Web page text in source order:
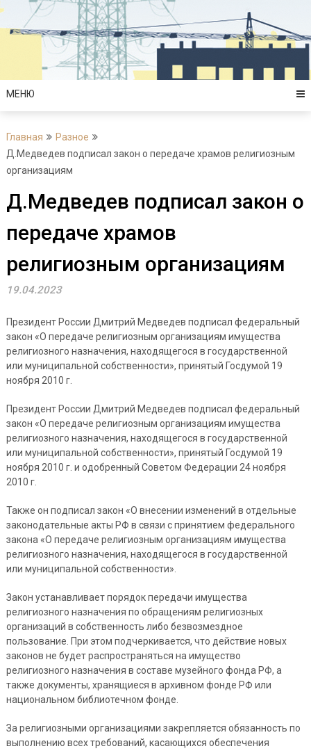
Перейти
содержимому
МЕНЮ
Главная
Разное
Д.Медведев подписал закон о передаче храмов религиозным
организациям
Д.Медведев подписал закон о
передаче храмов
религиозным организациям
19.04.2023
Президент России Дмитрий Медведев подписал федеральный
закон «О передаче религиозным организациям имущества
религиозного назначения, находящегося в государственной
или муниципальной собственности», принятый Госдумой 19
ноября 2010 г.
Президент России Дмитрий Медведев подписал федеральный
закон «О передаче религиозным организациям имущества
религиозного назначения, находящегося в государственной
или муниципальной собственности», принятый Госдумой 19
ноября 2010 г. и одобренный Советом Федерации 24 ноября
2010 г.
Также он подписал закон «О внесении изменений в отдельные
законодательные акты РФ в связи с принятием федерального
закона «О передаче религиозным организациям имущества
религиозного назначения, находящегося в государственной
или муниципальной собственности».
Закон устанавливает порядок передачи имущества
религиозного назначения по обращениям религиозных
организаций в собственность либо безвозмездное
пользование. При этом подчеркивается, что действие новых
законов не будет распространяться на имущество
религиозного назначения в составе музейного фонда РФ, а
также документы, хранящиеся в архивном фонде РФ или
национальном библиотечном фонде.
За религиозными организациями закрепляется обязанность по
выполнению всех требований, касающихся обеспечения